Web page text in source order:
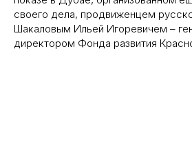
своего дела, продвиженцем
Шакаловым Ильей Игоревичем –
директором Фонда развития